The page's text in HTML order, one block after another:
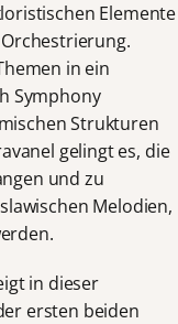
Elemente
in ein
Symphony
Strukturen
gelingt es, die
und zu
Melodien,
in dieser
ersten beiden